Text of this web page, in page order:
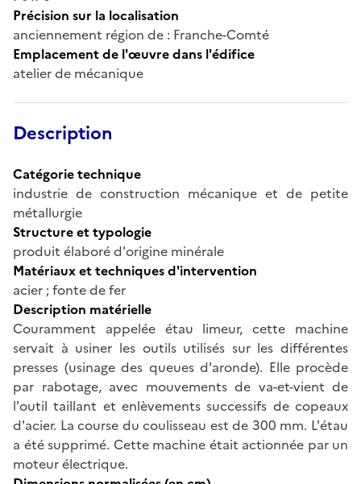
Précision sur la localisation
anciennement région de : Franche-Comté
Emplacement de l'œuvre dans l'édifice
atelier de mécanique
Description
Catégorie technique
industrie de construction mécanique et de petite
métallurgie
Structure et typologie
produit élaboré d'origine minérale
Matériaux et techniques d'intervention
acier ; fonte de fer
Description matérielle
Couramment appelée étau limeur, cette machine
servait à usiner les outils utilisés sur les différentes
presses (usinage des queues d'aronde). Elle procède
par rabotage, avec mouvements de va-et-vient de
l'outil taillant et enlèvements successifs de copeaux
d'acier. La course du coulisseau est de 300 mm. L'étau
a été supprimé. Cette machine était actionnée par un
moteur électrique.